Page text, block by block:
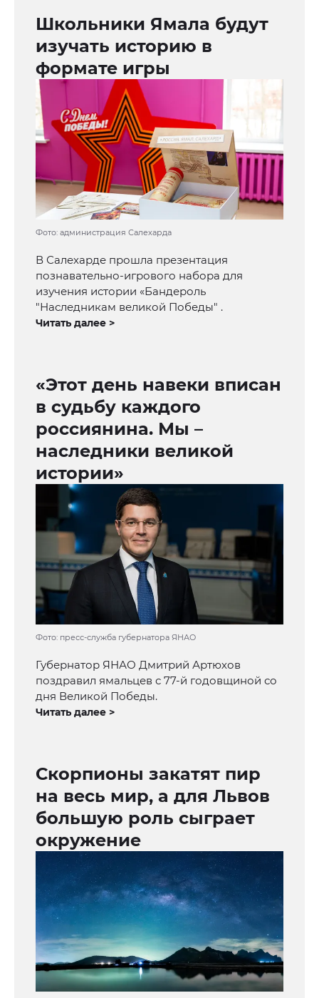
Школьники Ямала будут
изучать историю в
формате игры
Фото: администрация Салехарда
В Салехарде прошла презентация
познавательно-игрового набора для
изучения истории «Бандероль
"Наследникам великой Победы" .
Читать далее >
«Этот день навеки вписан
в судьбу каждого
россиянина. Мы –
наследники великой
истории»
Фото: пресс-служба губернатора ЯНАО
Губернатор ЯНАО Дмитрий Артюхов
поздравил ямальцев с 77-й годовщиной со
дня Великой Победы.
Читать далее >
Скорпионы закатят пир
на весь мир, а для Львов
большую роль сыграет
окружение